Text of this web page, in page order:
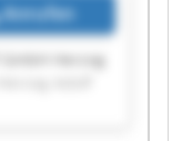
Anrufen
Herzog
Adolf GmbH